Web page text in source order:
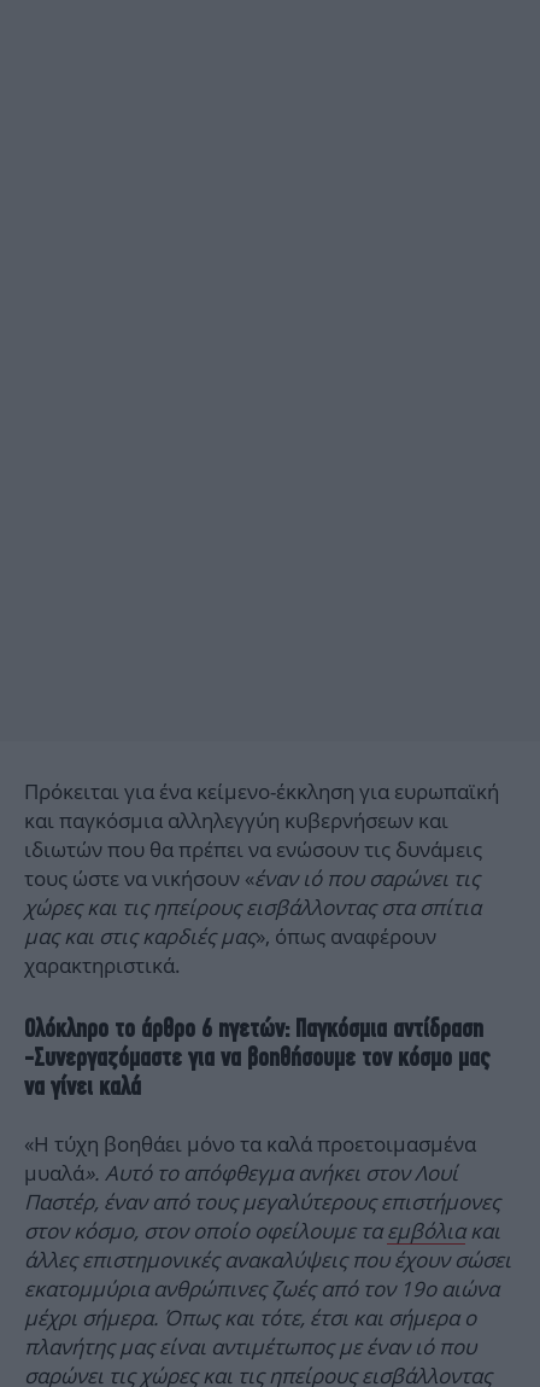
Πρόκειται για ένα κείμενο-έκκληση για ευρωπαϊκή
και παγκόσμια αλληλεγγύη κυβερνήσεων και
ιδιωτών που θα πρέπει να ενώσουν τις δυνάμεις
τους ώστε να νικήσουν «έναν ιό που σαρώνει τις
χώρες και τις ηπείρους εισβάλλοντας στα σπίτια
μας και στις καρδιές μας», όπως αναφέρουν
χαρακτηριστικά.
Ολόκληρο το άρθρο 6 ηγετών: Παγκόσμια αντίδραση
-Συνεργαζόμαστε για να βοηθήσουμε τον κόσμο μας
να γίνει καλά
«Η τύχη βοηθάει μόνο τα καλά προετοιμασμένα
μυαλά». Αυτό το απόφθεγμα ανήκει στον Λουί
Παστέρ, έναν από τους μεγαλύτερους επιστήμονες
στον κόσμο, στον οποίο οφείλουμε ταεμβόλιακαι
άλλες επιστημονικές ανακαλύψεις που έχουν σώσει
εκατομμύρια ανθρώπινες ζωές από τον 19ο αιώνα
μέχρι σήμερα. Όπως και τότε, έτσι και σήμερα ο
πλανήτης μας είναι αντιμέτωπος με έναν ιό που
σαρώνει τις χώρες και τις ηπείρους εισβάλλοντας